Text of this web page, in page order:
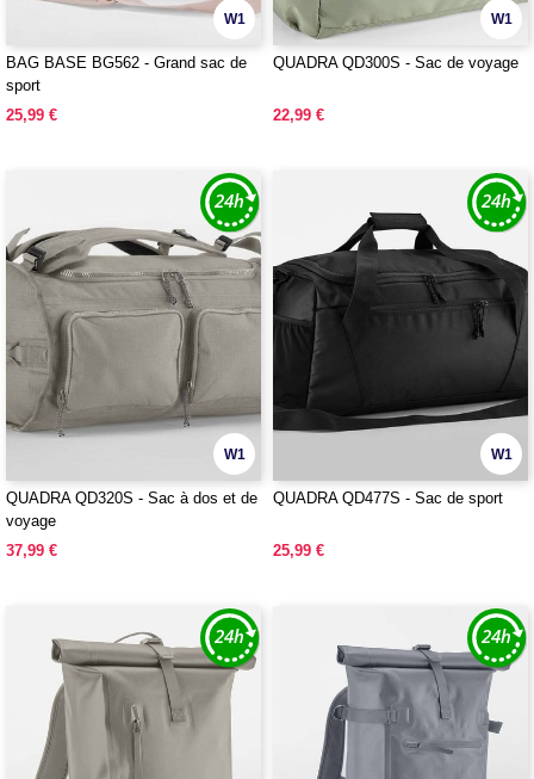
W1
BAG BASE BG562 - Grand sac de
sport
25,99 €
W1
QUADRA QD300S - Sac de voyage
22,99 €
W1
QUADRA QD320S - Sac à dos et de
voyage
37,99 €
W1
QUADRA QD477S - Sac de sport
25,99 €